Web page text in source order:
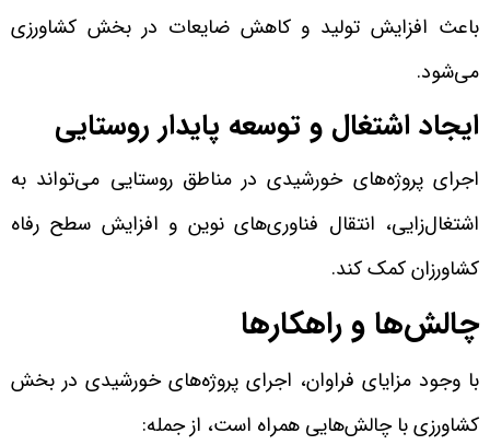
باعث افزایش تولید و کاهش ضایعات در بخش کشاورزی
می‌شود.
ایجاد اشتغال و توسعه پایدار روستایی
اجرای پروژه‌های خورشیدی در مناطق روستایی می‌تواند به
اشتغال‌زایی، انتقال فناوری‌های نوین و افزایش سطح رفاه
کشاورزان کمک کند.
چالش‌ها و راهکارها
با وجود مزایای فراوان، اجرای پروژه‌های خورشیدی در بخش
کشاورزی با چالش‌هایی همراه است، از جمله: